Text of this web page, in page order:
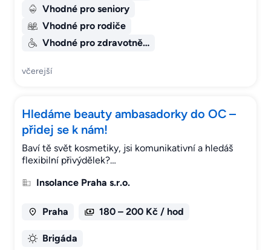
Vhodné pro seniory
Vhodné pro rodiče
Vhodné pro zdravotně…
včerejší
Hledáme beauty ambasadorky do OC –
přidej se k nám!
Baví tě svět kosmetiky, jsi komunikativní a hledáš
flexibilní přivýdělek?…
Insolance Praha s.r.o.
Praha 180 – 200 Kč / hod
Brigáda